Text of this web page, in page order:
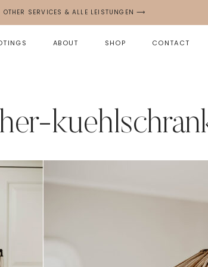
OTHER SERVICES & ALLE LEISTUNGEN ⟶
ABOUT SHOP CONTACT